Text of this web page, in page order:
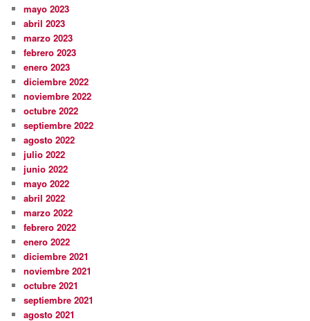
mayo 2023
abril 2023
marzo 2023
febrero 2023
enero 2023
diciembre 2022
noviembre 2022
octubre 2022
septiembre 2022
agosto 2022
julio 2022
junio 2022
mayo 2022
abril 2022
marzo 2022
febrero 2022
enero 2022
diciembre 2021
noviembre 2021
octubre 2021
septiembre 2021
agosto 2021